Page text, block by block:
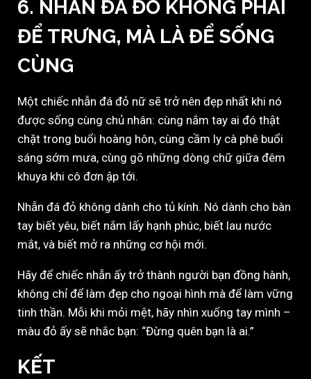
6. NHẪN ĐÁ ĐỎ KHÔNG PHẢI
ĐỂ TRƯNG, MÀ LÀ ĐỂ SỐNG
CÙNG
Một chiếc nhẫn đá đỏ nữ sẽ trở nên đẹp nhất khi nó
được sống cùng chủ nhân: cùng nắm tay ai đó thật
chặt trong buổi hoàng hôn, cùng cầm ly cà phê buổi
sáng sớm mưa, cùng gõ những dòng chữ giữa đêm
khuya khi cô đơn ập tới.
Nhẫn đá đỏ không dành cho tủ kính. Nó dành cho bàn
tay biết yêu, biết nắm lấy hạnh phúc, biết lau nước
mắt, và biết mở ra những cơ hội mới.
Hãy để chiếc nhẫn ấy trở thành người bạn đồng hành,
không chỉ để làm đẹp cho ngoại hình mà để làm vững
tinh thần. Mỗi khi mỏi mệt, hãy nhìn xuống tay mình –
màu đỏ ấy sẽ nhắc bạn: “Đừng quên bạn là ai.”
KẾT